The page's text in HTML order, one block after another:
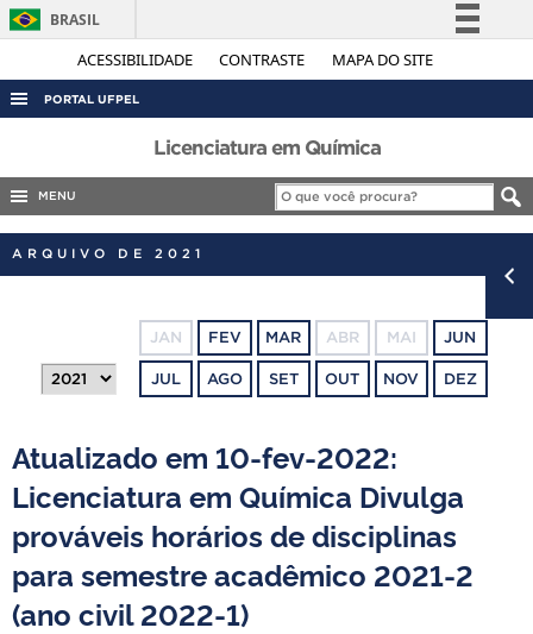
ACESSIBILIDADE CONTRASTE MAPA DO SITE
BRASIL
Simplifique!
Legislação
Canais
PORTAL UFPEL
ACESSO À INFORMAÇÃO
AUDITORIA
CONCURSOS
OUVIDORIA
TELEFONES
Licenciatura em Química
MENU
ARQUIVO DE 2021
JAN FEV MAR ABR MAI JUN
JUL AGO SET OUT NOV DEZ
Atualizado em 10-fev-2022:
Licenciatura em Química Divulga
prováveis horários de disciplinas
para semestre acadêmico 2021-2
(ano civil 2022-1)